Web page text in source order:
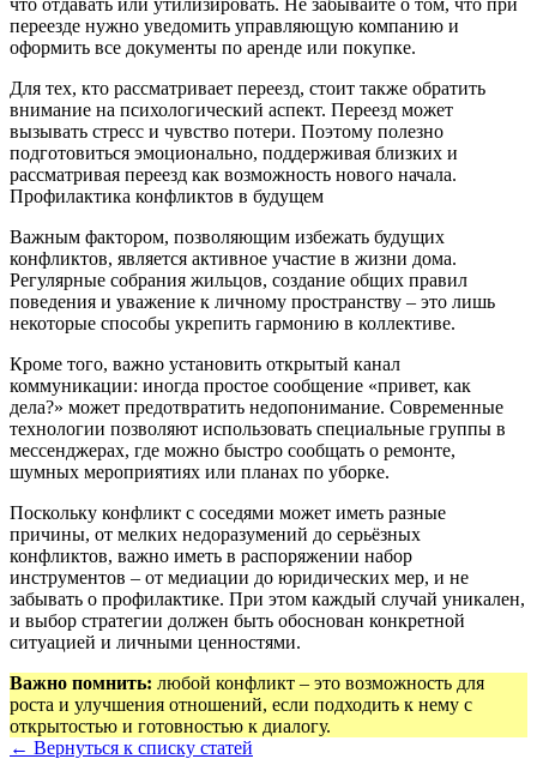
переезде нужно уведомить управляющую компанию и
оформить все документы по аренде или покупке.
Для тех, кто рассматривает переезд, стоит также обратить
внимание на психологический аспект. Переезд может
вызывать стресс и чувство потери. Поэтому полезно
подготовиться эмоционально, поддерживая близких и
рассматривая переезд как возможность нового начала.
Профилактика конфликтов в будущем
Важным фактором, позволяющим избежать будущих
конфликтов, является активное участие в жизни дома.
Регулярные собрания жильцов, создание общих правил
поведения и уважение к личному пространству – это лишь
некоторые способы укрепить гармонию в коллективе.
Кроме того, важно установить открытый канал
коммуникации: иногда простое сообщение «привет, как
дела?» может предотвратить недопонимание. Современные
технологии позволяют использовать специальные группы в
мессенджерах, где можно быстро сообщать о ремонте,
шумных мероприятиях или планах по уборке.
Поскольку конфликт с соседями может иметь разные
причины, от мелких недоразумений до серьёзных
конфликтов, важно иметь в распоряжении набор
инструментов – от медиации до юридических мер, и не
забывать о профилактике. При этом каждый случай уникален,
и выбор стратегии должен быть обоснован конкретной
ситуацией и личными ценностями.
Важно помнить: любой конфликт – это возможность для
роста и улучшения отношений, если подходить к нему с
открытостью и готовностью к диалогу.
← Вернуться к списку статей